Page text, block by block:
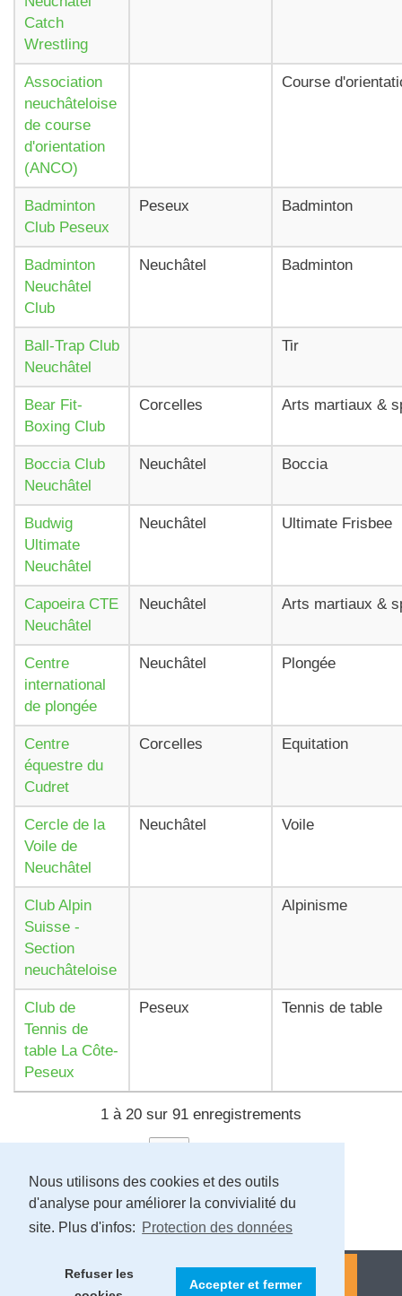
Nous utilisons des cookies et des outils
d'analyse pour améliorer la convivialité du
site. Plus d'infos: Protection des données
Refuser les
Accepter et fermer
Catch
Wrestling
Association
neuchâteloise
de course
d'orientation
(ANCO)
Course
Badminton
Club Peseux
Peseux Badminton
Badminton
Neuchâtel
Club
Neuchâtel Badminton
Ball-Trap Club
Neuchâtel
Tir
Bear Fit-
Boxing Club
Corcelles Arts martiaux &
Boccia Club
Neuchâtel
Neuchâtel Boccia
Budwig
Ultimate
Neuchâtel
Neuchâtel Ultimate Frisbee
Capoeira CTE
Neuchâtel
Neuchâtel Arts martiaux &
Centre
international
de plongée
Neuchâtel Plongée
Centre
équestre du
Cudret
Corcelles Equitation
Cercle de la
Voile de
Neuchâtel
Neuchâtel Voile
Club Alpin
Suisse -
Section
neuchâteloise
Alpinisme
Club de
Tennis de
table La Côte-
Peseux
Peseux Tennis de table
1 à 20 sur 91 enregistrements
Suivant